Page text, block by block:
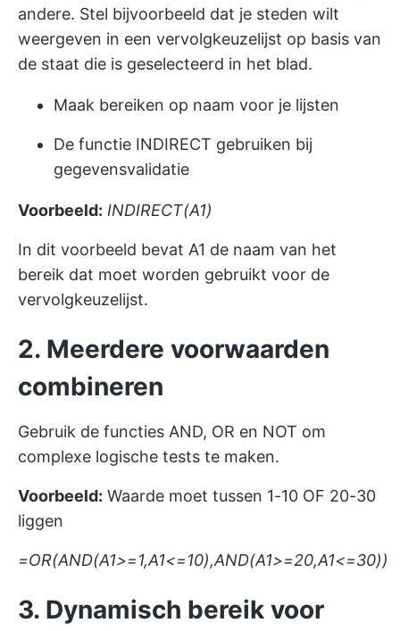
andere. Stel bijvoorbeeld dat je steden wilt
weergeven in een vervolgkeuzelijst op basis van
de staat die is geselecteerd in het blad.
Maak bereiken op naam voor je lijsten
De functie INDIRECT gebruiken bij
gegevensvalidatie
Voorbeeld: INDIRECT(A1)
In dit voorbeeld bevat A1 de naam van het
bereik dat moet worden gebruikt voor de
vervolgkeuzelijst.
2. Meerdere voorwaarden
combineren
Gebruik de functies AND, OR en NOT om
complexe logische tests te maken.
Voorbeeld: Waarde moet tussen 1-10 OF 20-30
liggen
=OR(AND(A1>=1,A1<=10),AND(A1>=20,A1<=30))
3. Dynamisch bereik voor